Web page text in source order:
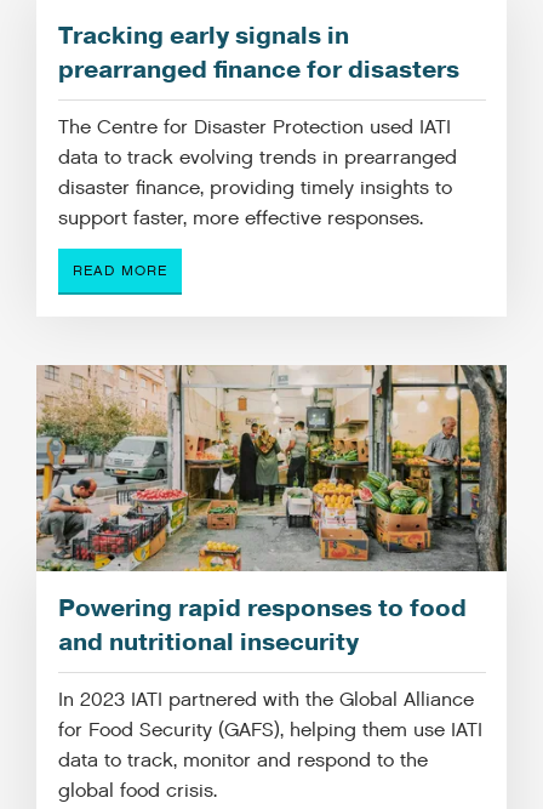
Tracking early signals in
prearranged finance for disasters
The Centre for Disaster Protection used IATI
data to track evolving trends in prearranged
disaster finance, providing timely insights to
support faster, more effective responses.
READ MORE
Powering rapid responses to food
and nutritional insecurity
In 2023 IATI partnered with the Global Alliance
for Food Security (GAFS), helping them use IATI
data to track, monitor and respond to the
global food crisis.